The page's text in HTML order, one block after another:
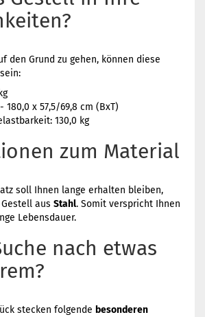
den Grund zu gehen, können diese
180,0 x 57,5/69,8 cm (BxT)
130,0 kg
zum Material
soll Ihnen lange erhalten bleiben,
aus Stahl. Somit verspricht Ihnen
Lebensdauer.
nach etwas
stecken folgende besonderen